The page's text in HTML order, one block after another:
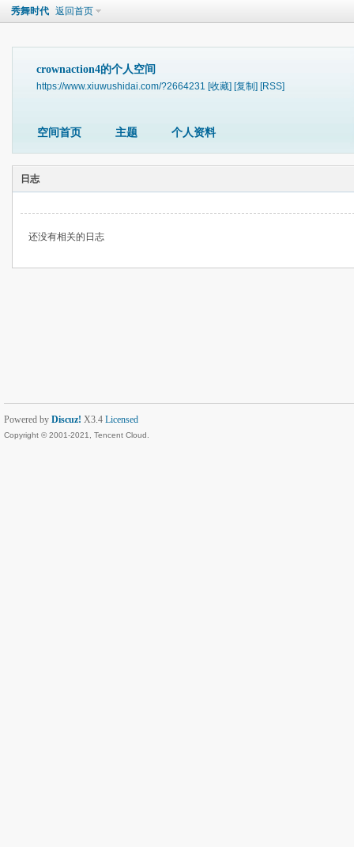
秀舞时代 返回首页
crownaction4的个人空间
https://www.xiuwushidai.com/?2664231 [收藏] [复制] [RSS]
空间首页 主题 个人资料
日志
还没有相关的日志
Powered by Discuz! X3.4 Licensed
Copyright © 2001-2021, Tencent Cloud.